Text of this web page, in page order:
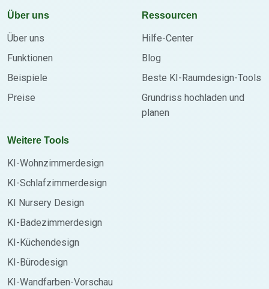
Über uns
Über uns
Funktionen
Beispiele
Preise
Ressourcen
Hilfe-Center
Blog
Beste KI-Raumdesign-Tools
Grundriss hochladen und
planen
Weitere Tools
KI-Wohnzimmerdesign
KI-Schlafzimmerdesign
KI Nursery Design
KI-Badezimmerdesign
KI-Küchendesign
KI-Bürodesign
KI-Wandfarben-Vorschau